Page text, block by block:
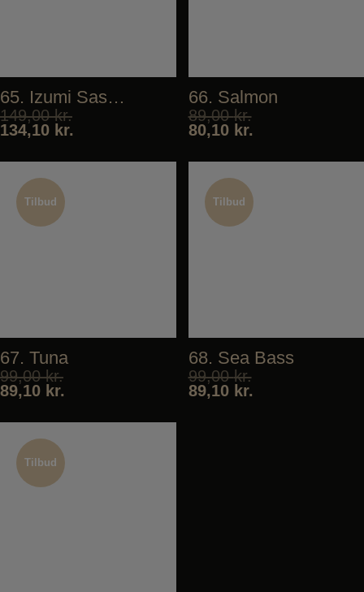
65. Izumi Sashimi
149,00kr.
134,10 kr.
66. Salmon
89,00kr.
80,10 kr.
Tilbud
Tilbud
67. Tuna
99,00kr.
89,10 kr.
Tilbud
Tilbud
68. Sea Bass
99,00kr.
89,10 kr.
Tilbud
Tilbud